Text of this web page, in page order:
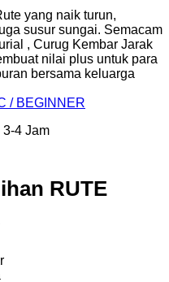
yang naik turun,
susur sungai. Semacam
, Curug Kembar Jarak
nilai plus untuk para
bersama keluarga
/ BEGINNER
3-4 Jam
RUTE